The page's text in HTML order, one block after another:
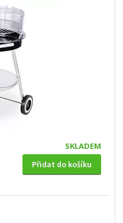
SKLADEM
Přidat do košíku